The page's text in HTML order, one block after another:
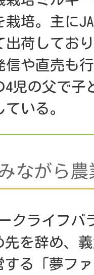
栽培。主に
出荷してお
信や直売も
4児の父で子
いる。
ながら
クライフバ
先を辞め、
する「夢フ